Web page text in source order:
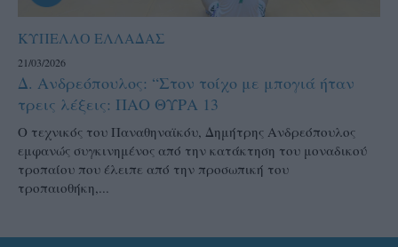
ΚΥΠΕΛΛΟ ΕΛΛΑΔΑΣ
21/03/2026
Δ. Ανδρεόπουλος: “Στον τοίχο με μπογιά ήταν
τρεις λέξεις: ΠΑΟ ΘΥΡΑ 13
Ο τεχνικός του Παναθηναϊκόυ, Δημήτρης Ανδρεόπουλος
εμφανώς συγκινημένος από την κατάκτηση του μοναδικού
τροπαίου που έλειπε από την προσωπική του
τροπαιοθήκη,...